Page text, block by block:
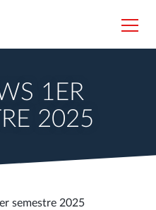
1ER
2025
semestre 2025